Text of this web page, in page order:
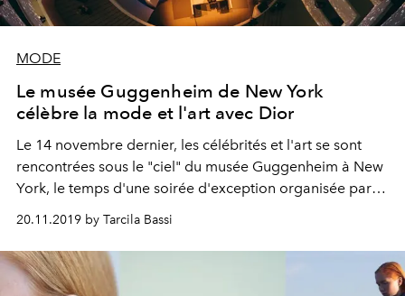
MODE
Le musée Guggenheim de New York
célèbre la mode et l'art avec Dior
Le 14 novembre dernier, les célébrités et l'art se sont
rencontrées sous le "ciel" du musée Guggenheim à New
York, le temps d'une soirée d'exception organisée par
20.11.2019 by Tarcila Bassi